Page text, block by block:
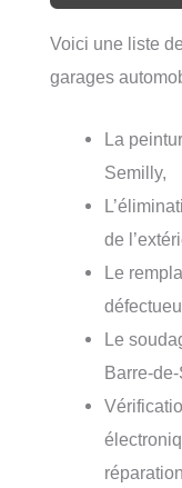
Voici une liste
garages
La
Semilly,
de
Le
Le
Barre-